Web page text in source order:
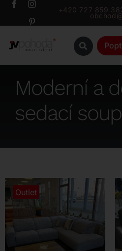
Přeskočit
+420 727 859
Úvod
O nás
Outlet
Kontakt
Moderní a
sedací
Outlet